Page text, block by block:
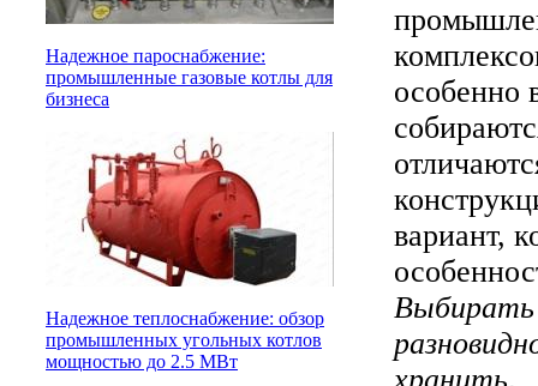
Надежное пароснабжение:
промышленные газовые котлы для
бизнеса
Надежное теплоснабжение: обзор
промышленных угольных котлов
мощностью до 2.5 МВт
особенно
вариант,
Выбирать